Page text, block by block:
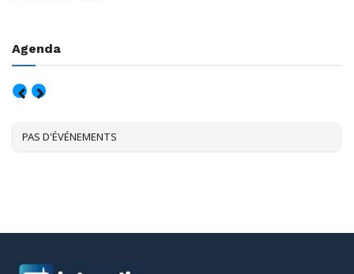
Agenda
PAS D'ÉVÉNEMENTS